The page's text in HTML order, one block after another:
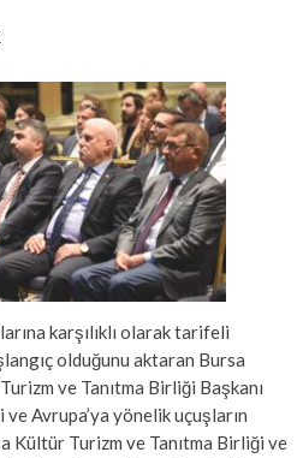
karşılıklı olarak tarifeli
olduğunu aktaran Bursa
ve Tanıtma Birliği Başkanı
Avrupa’ya yönelik uçuşların
Kültür Turizm ve Tanıtma Birliği ve